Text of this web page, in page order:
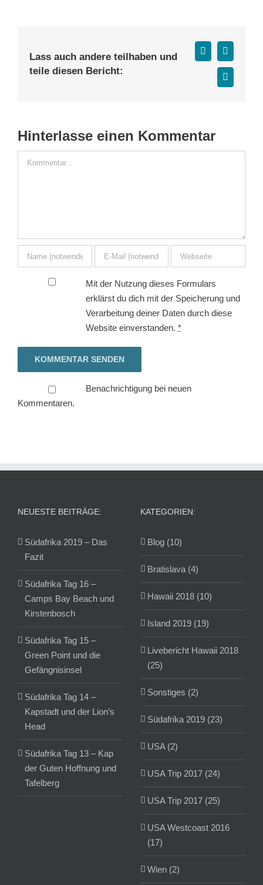
Lass auch andere teilhaben und
teile diesen Bericht:
Facebook
X
E-
Mail
Hinterlasse einen Kommentar
Kommentar
Mit der Nutzung dieses Formulars
erklärst du dich mit der Speicherung und
Verarbeitung deiner Daten durch diese
Website einverstanden. *
Benachrichtigung bei neuen
Kommentaren.
NEUESTE BEITRÄGE:
Südafrika 2019 – Das
Fazit
Südafrika Tag 16 –
Camps Bay Beach und
Kirstenbosch
Südafrika Tag 15 –
Green Point und die
Gefängnisinsel
Südafrika Tag 14 –
Kapstadt und der Lion’s
Head
Südafrika Tag 13 – Kap
der Guten Hoffnung und
Tafelberg
KATEGORIEN:
Blog (10)
Bratislava (4)
Hawaii 2018 (10)
Island 2019 (19)
Livebericht Hawaii 2018
(25)
Sonstiges (2)
Südafrika 2019 (23)
USA (2)
USA Trip 2017 (24)
USA Trip 2017 (25)
USA Westcoast 2016
(17)
Wien (2)